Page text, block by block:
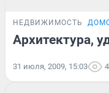
НЕДВИЖИМОСТЬ
Архитектура,
31 июля, 2009, 15:03